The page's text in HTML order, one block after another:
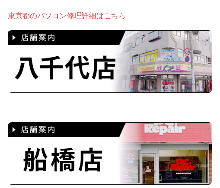
東京都のパソコン修理詳細はこちら